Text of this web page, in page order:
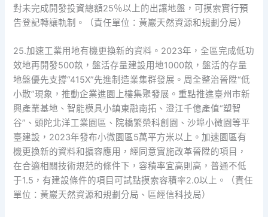
對未完成開發投資總額25％以上的出讓地盤，可摸索實行預
告登記轉讓軌制。（責任單位：黃巖天然資源和規劃分局）
25.加速工業用地有機更換新的資料。2023年，全區完成低功
效地再開發500畝，盤活存量建設用地1000畝，盤活的存量
地盤優先支撐“415X”先進制造業集群發展。周全整治晉陞“低
小散”現象，推動企業進園上樓集聚發展。重點推進臺州市新
興產業基地、智能模具小鎮東融南拓、澄江千億產值“塑智
谷”、頭陀北洋工業園區、院橋繁榮科創園、沙埠小微園等平
臺建設，2023年發布小微園區5萬平方米以上。加速園區有
機更換新的資料和擴容應用，經同意實施改革晉陞的項目，
在合適相關技術規范的條件下，容積率宜高則高，普通不低
于1.5，有建設條件的項目可試點摸索容積率2.0以上。（責任
單位：黃巖天然資源和規劃分局、區經信科技局）